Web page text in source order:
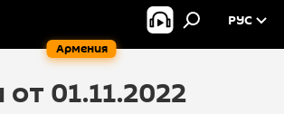
Армения
РУС
01.11.2022